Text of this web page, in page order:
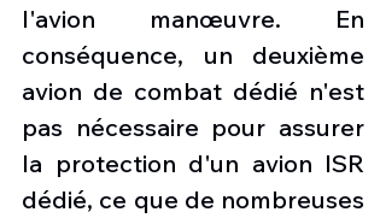
l'avion manœuvre. En
conséquence, un deuxième
avion de combat dédié n'est
pas nécessaire pour assurer
la protection d'un avion ISR
dédié, ce que de nombreuses